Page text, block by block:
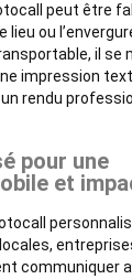
peut être
ou
il se
impression
rendu
pour une
et
communiquer